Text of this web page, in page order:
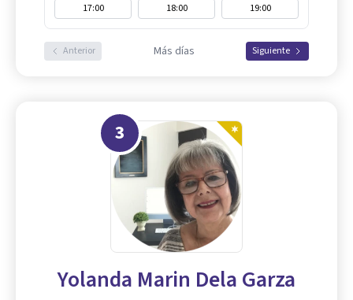
17:00
18:00 19:00
Anterior Más días Siguiente
3
Yolanda Marin Dela Garza